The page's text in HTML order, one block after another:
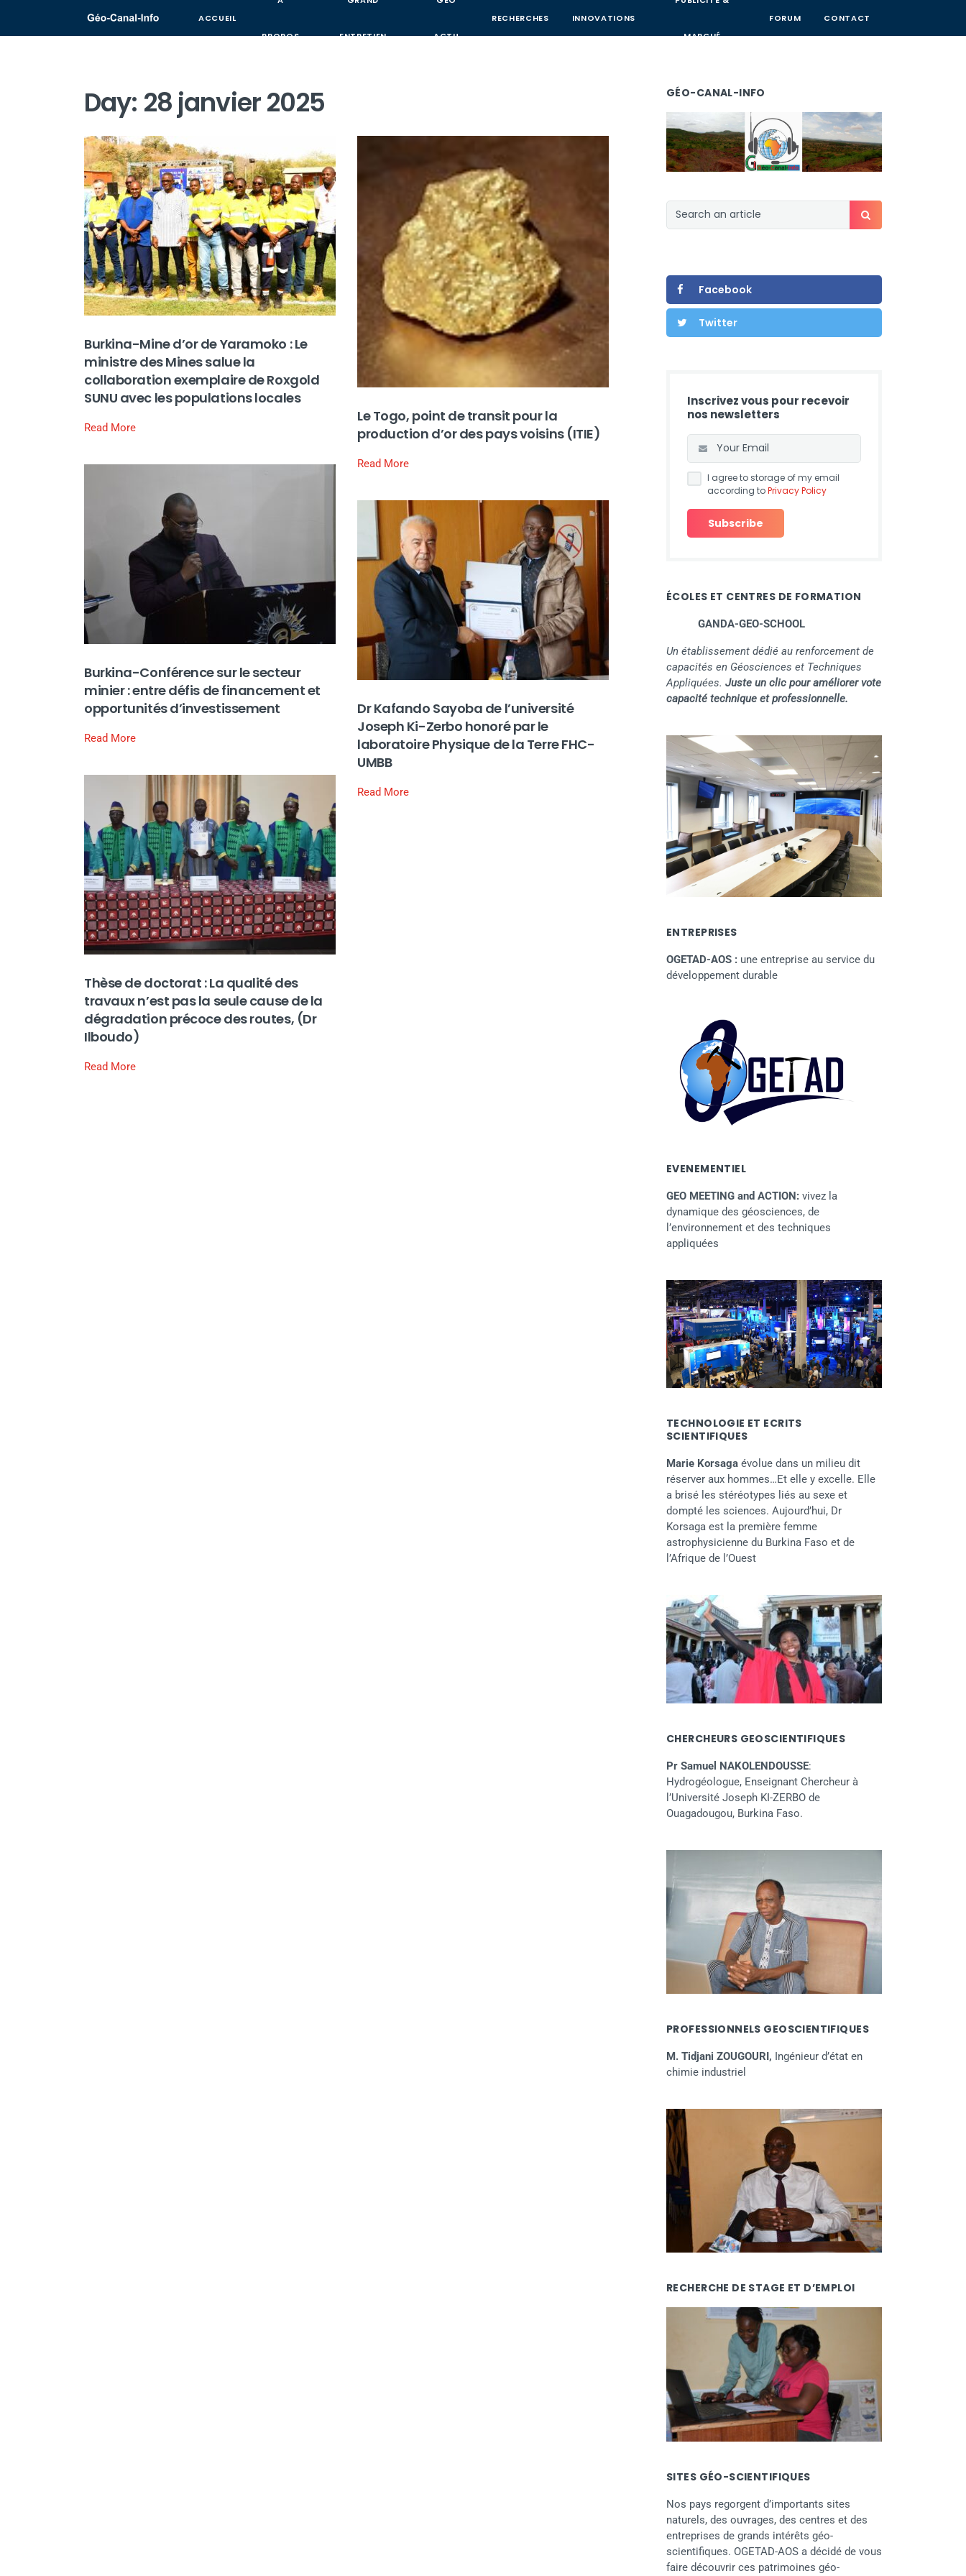
ACCUEIL
PROPOS ENTRETIEN ACTU
RECHERCHES INNOVATIONS
MARCHÉ
FORUM CONTACT
Day: 28 janvier 2025
Burkina-Mine d’or de Yaramoko : Le
ministre des Mines salue la
collaboration exemplaire de Roxgold
SUNU avec les populations locales
Read More
Le Togo, point de transit pour la
production d’or des pays voisins (ITIE)
Read More
Burkina-Conférence sur le secteur
minier : entre défis de financement et
opportunités d’investissement
Read More
Dr Kafando Sayoba de l’université
Joseph Ki-Zerbo honoré par le
laboratoire Physique de la Terre FHC-
UMBB
Read More
Thèse de doctorat : La qualité des
travaux n’est pas la seule cause de la
dégradation précoce des routes, (Dr
Ilboudo)
Read More
GÉO-CANAL-INFO
Facebook
Twitter
Inscrivez vous pour recevoir
nos newsletters
I agree to storage of my email
according toPrivacy Policy
ÉCOLES ET CENTRES DE FORMATION
GANDA-GEO-SCHOOL
Un établissement dédié au renforcement de
capacités en Géosciences et Techniques
Appliquées. Juste un clic pour améliorer vote
capacité technique et professionnelle.
ENTREPRISES
OGETAD-AOS : une entreprise au service du
développement durable
EVENEMENTIEL
GEO MEETING and ACTION: vivez la
dynamique des géosciences, de
l’environnement et des techniques
appliquées
TECHNOLOGIE ET ECRITS
SCIENTIFIQUES
Marie Korsaga évolue dans un milieu dit
réserver aux hommes…Et elle y excelle. Elle
a brisé les stéréotypes liés au sexe et
dompté les sciences. Aujourd’hui, Dr
Korsaga est la première femme
astrophysicienne du Burkina Faso et de
l’Afrique de l’Ouest
CHERCHEURS GEOSCIENTIFIQUES
Pr Samuel NAKOLENDOUSSE:
Hydrogéologue, Enseignant Chercheur à
l’Université Joseph KI-ZERBO de
Ouagadougou, Burkina Faso.
PROFESSIONNELS GEOSCIENTIFIQUES
M. Tidjani ZOUGOURI, Ingénieur d’état en
chimie industriel
RECHERCHE DE STAGE ET D’EMPLOI
SITES GÉO-SCIENTIFIQUES
Nos pays regorgent d’importants sites
naturels, des ouvrages, des centres et des
entreprises de grands intérêts géo-
scientifiques. OGETAD-AOS a décidé de vous
faire découvrir ces patrimoines géo-